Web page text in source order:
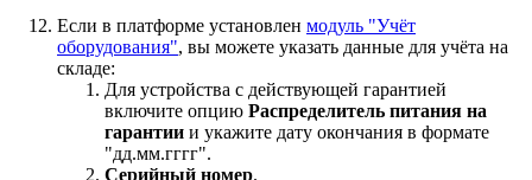
Если в платформе установлен модуль "Учёт
оборудования", вы можете указать данные для учёта на
складе:
Для устройства с действующей гарантией
включите опцию Распределитель питания на
гарантии и укажите дату окончания в формате
"дд.мм.гггг".
Серийный номер.